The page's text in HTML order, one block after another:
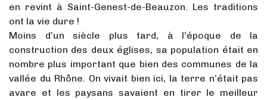
en revint à Saint-Genest-de-Beauzon. Les traditions
ont la vie dure !
Moins d’un siècle plus tard, à l’époque de la
construction des deux églises, sa population était en
nombre plus important que bien des communes de la
vallée du Rhône. On vivait bien ici, la terre n’était pas
avare et les paysans savaient en tirer le meilleur